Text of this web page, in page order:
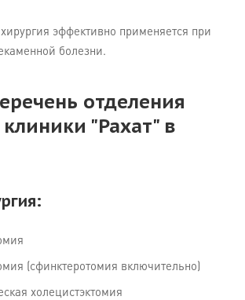
эффективно применяется при
болезни.
отделения
"Рахат" в
(сфинктеротомия включительно)
холецистэктомия